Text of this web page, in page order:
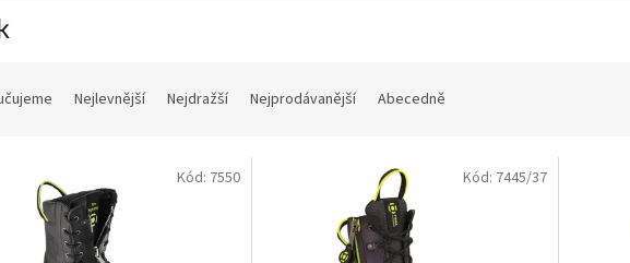
Nejlevnější Nejdražší Nejprodávanější Abecedně
Kód: 7550 Kód: 7445/37